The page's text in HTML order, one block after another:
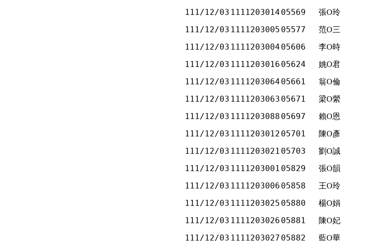
111/12/03 1111203014 05569 張O玲
111/12/03 1111203005 05577 范O三
111/12/03 1111203004 05606 李O時
111/12/03 1111203016 05624 姚O君
111/12/03 1111203064 05661 翁O倫
111/12/03 1111203063 05671 梁O縈
111/12/03 1111203088 05697 賴O恩
111/12/03 1111203012 05701 陳O彥
111/12/03 1111203021 05703 劉O誠
111/12/03 1111203001 05829 張O韻
111/12/03 1111203006 05858 王O玲
111/12/03 1111203025 05880 楊O娟
111/12/03 1111203026 05881 陳O妃
111/12/03 1111203027 05882 藍O華